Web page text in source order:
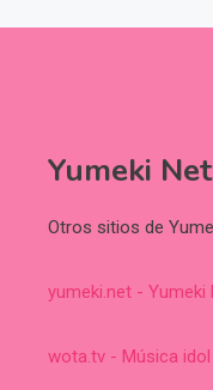
Yumeki
Otros sitios de
yumeki.net -
wota.tv - Música